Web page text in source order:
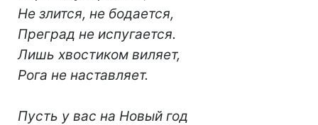
Не злится, не бодается,
Преград не испугается.
Лишь хвостиком виляет,
Рога не наставляет.
Пусть у вас на Новый год